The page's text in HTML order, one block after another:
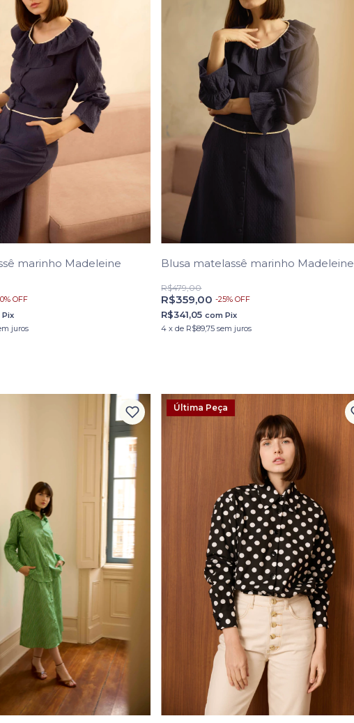
marinho Madeleine
%OFF
Pix
juros
Blusa matelassê marinho Madeleine
R$359,00-25%OFF
R$479,00
R$341,05com Pix
4 xde R$89,75 sem juros
Última Peça